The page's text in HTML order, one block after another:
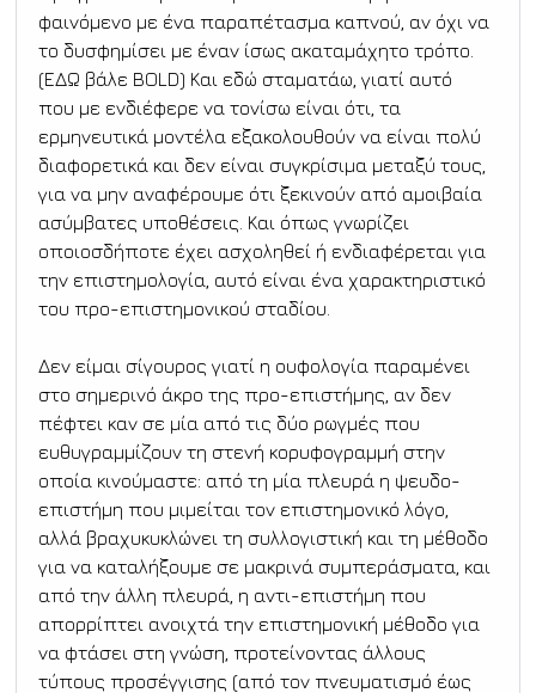
φαινόμενο με ένα παραπέτασμα καπνού, αν όχι να
το δυσφημίσει με έναν ίσως ακαταμάχητο τρόπο.
(ΕΔΩ βάλε BOLD) Και εδώ σταματάω, γιατί αυτό
που με ενδιέφερε να τονίσω είναι ότι, τα
ερμηνευτικά μοντέλα εξακολουθούν να είναι πολύ
διαφορετικά και δεν είναι συγκρίσιμα μεταξύ τους,
για να μην αναφέρουμε ότι ξεκινούν από αμοιβαία
ασύμβατες υποθέσεις. Και όπως γνωρίζει
οποιοσδήποτε έχει ασχοληθεί ή ενδιαφέρεται για
την επιστημολογία, αυτό είναι ένα χαρακτηριστικό
του προ-επιστημονικού σταδίου.
Δεν είμαι σίγουρος γιατί η ουφολογία παραμένει
στο σημερινό άκρο της προ-επιστήμης, αν δεν
πέφτει καν σε μία από τις δύο ρωγμές που
ευθυγραμμίζουν τη στενή κορυφογραμμή στην
οποία κινούμαστε: από τη μία πλευρά η ψευδο-
επιστήμη που μιμείται τον επιστημονικό λόγο,
αλλά βραχυκυκλώνει τη συλλογιστική και τη μέθοδο
για να καταλήξουμε σε μακρινά συμπεράσματα, και
από την άλλη πλευρά, η αντι-επιστήμη που
απορρίπτει ανοιχτά την επιστημονική μέθοδο για
να φτάσει στη γνώση, προτείνοντας άλλους
τύπους προσέγγισης (από τον πνευματισμό έως